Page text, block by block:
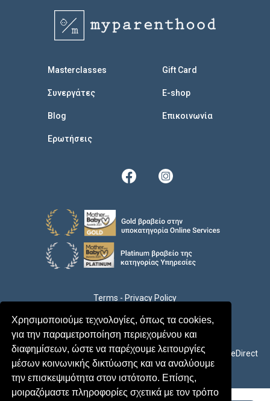
Χρησιμοποιούμε τεχνολογίες, όπως τα cookies,
για την παραμετροποίηση περιεχομένου και
διαφημίσεων, ώστε να παρέχουμε λειτουργίες
μέσων κοινωνικής δικτύωσης και να αναλύουμε
την επισκεψιμότητα στον ιστότοπο. Επίσης,
μοιραζόμαστε πληροφορίες σχετικά με τον τρόπο
Masterclasses
Συνεργάτες
Blog
Eρωτήσεις
Gift Card
E-shop
Επικοινωνία
© 2026 MyParenthood - All rights reserved
Terms - Privacy Policy
Development byYes Internet Design by CareDirect